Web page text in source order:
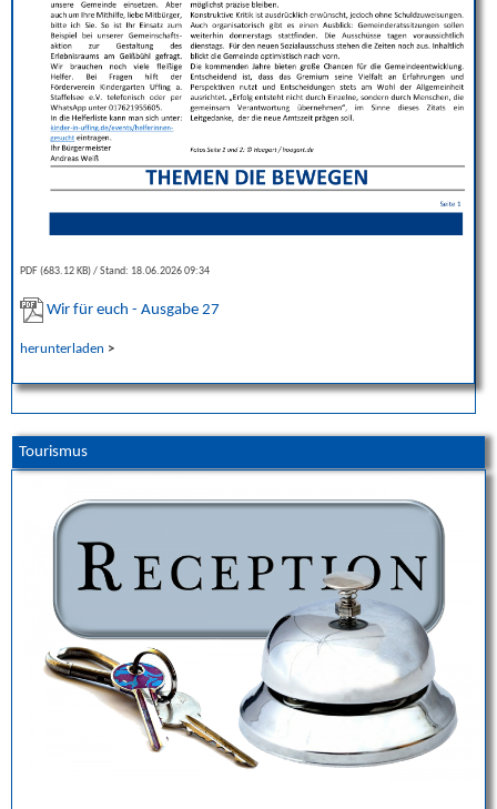
PDF (683.12 KB) Stand: 18.06.2026 09:34
Wir für euch - Ausgabe 27
herunterladen >
Tourismus